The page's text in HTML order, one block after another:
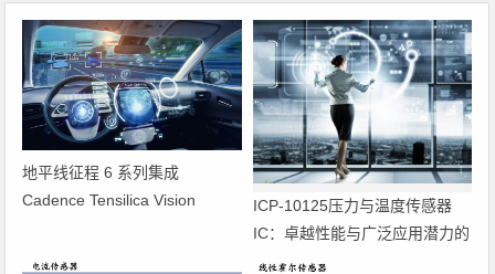
地平线征程 6 系列集成
Cadence Tensilica Vision
ICP-10125压力与温度传感器
IC：卓越性能与广泛应用潜力的
完美融合